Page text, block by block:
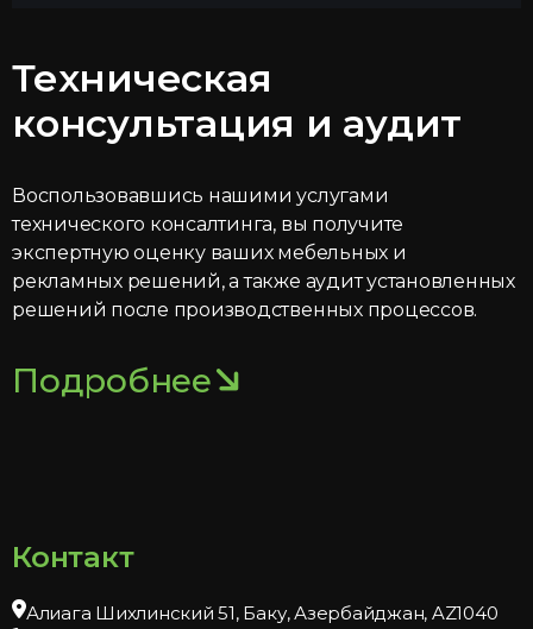
Техническая
консультация и аудит
Воспользовавшись нашими услугами
технического консалтинга, вы получите
экспертную оценку ваших мебельных и
рекламных решений, а также аудит установленных
решений после производственных процессов.
Подробнее
Контакт
Алиага Шихлинский 51, Баку, Азербайджан, AZ1040